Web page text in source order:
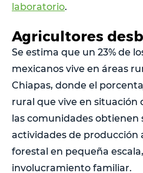
laboratorio.
Agricultores
Se estima que un 23% de
mexicanos vive en áreas
Chiapas, donde el
rural que vive en situación
las comunidades obtienen
actividades de producción
forestal en pequeña
involucramiento familiar.